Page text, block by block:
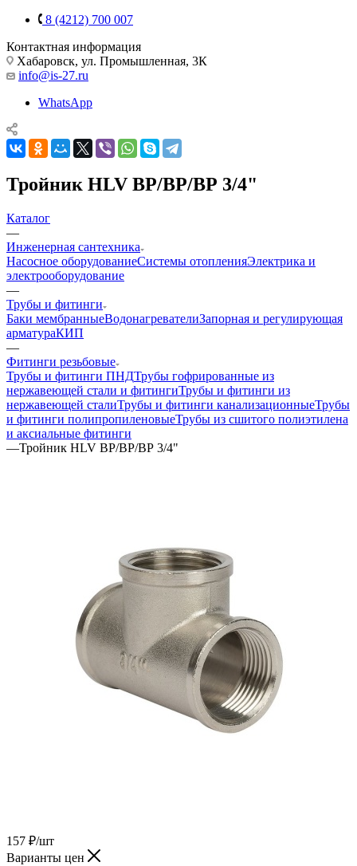
8 (4212) 700 007
Контактная информация
Хабаровск, ул. Промышленная, 3К
info@is-27.ru
WhatsApp
Тройник HLV ВР/ВР/ВР 3/4"
Каталог
—
Инженерная сантехника
Насосное оборудованиеСистемы отопленияЭлектрика и
электрооборудование
—
Трубы и фитинги
Баки мембранныеВодонагревателиЗапорная и регулирующая
арматураКИП
—
Фитинги резьбовые
Трубы и фитинги ПНДТрубы гофрированные из
нержавеющей стали и фитингиТрубы и фитинги из
нержавеющей сталиТрубы и фитинги канализационныеТрубы
и фитинги полипропиленовыеТрубы из сшитого полиэтилена
и аксиальные фитинги
—Тройник HLV ВР/ВР/ВР 3/4"
157 ₽/шт
Варианты цен